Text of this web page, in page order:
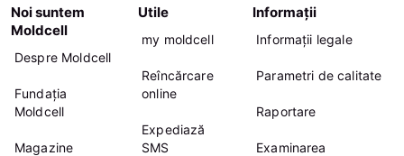
Noi suntem
Moldcell
Despre Moldcell
Fundația
Moldcell
Magazine
Utile
my moldcell
Reîncărcare
online
Expediază
SMS
Informații
Informații legale
Parametri de calitate
Raportare
Examinarea